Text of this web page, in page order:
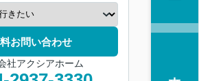
お問い合わせ
社アクシアホーム